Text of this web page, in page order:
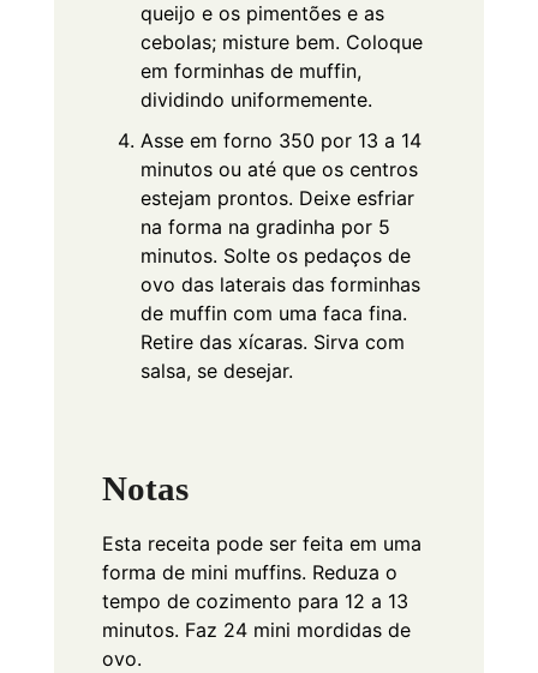
queijo e os pimentões e as
cebolas; misture bem. Coloque
em forminhas de muffin,
dividindo uniformemente.
Asse em forno 350 por 13 a 14
minutos ou até que os centros
estejam prontos. Deixe esfriar
na forma na gradinha por 5
minutos. Solte os pedaços de
ovo das laterais das forminhas
de muffin com uma faca fina.
Retire das xícaras. Sirva com
salsa, se desejar.
Notas
Esta receita pode ser feita em uma
forma de mini muffins. Reduza o
tempo de cozimento para 12 a 13
minutos. Faz 24 mini mordidas de
ovo.